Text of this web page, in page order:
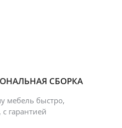
СБОРКА
мебель быстро,
с гарантией